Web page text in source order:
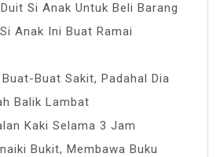
Si Anak Untuk Beli Barang
Anak Ini Buat Ramai
Buat Sakit, Padahal Dia
Balik Lambat
Kaki Selama 3 Jam
Bukit, Membawa Buku